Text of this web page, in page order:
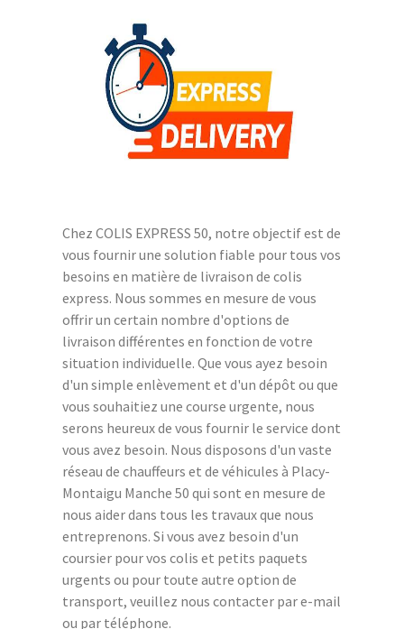
Chez COLIS EXPRESS 50, notre objectif est de
vous fournir une solution fiable pour tous vos
besoins en matière de livraison de colis
express. Nous sommes en mesure de vous
offrir un certain nombre d'options de
livraison différentes en fonction de votre
situation individuelle. Que vous ayez besoin
d'un simple enlèvement et d'un dépôt ou que
vous souhaitiez une course urgente, nous
serons heureux de vous fournir le service dont
vous avez besoin. Nous disposons d'un vaste
réseau de chauffeurs et de véhicules à Placy-
Montaigu Manche 50 qui sont en mesure de
nous aider dans tous les travaux que nous
entreprenons. Si vous avez besoin d'un
coursier pour vos colis et petits paquets
urgents ou pour toute autre option de
transport, veuillez nous contacter par e-mail
ou par téléphone.